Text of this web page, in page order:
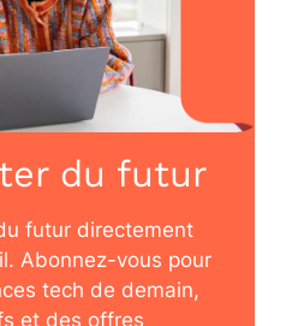
du futur
futur directement
Abonnez-vous pour
tech de demain,
et des offres